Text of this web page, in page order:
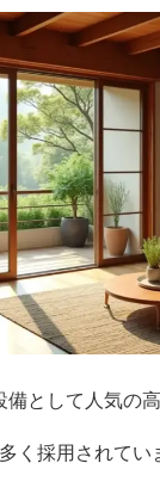
備として人気の
く採用されてい